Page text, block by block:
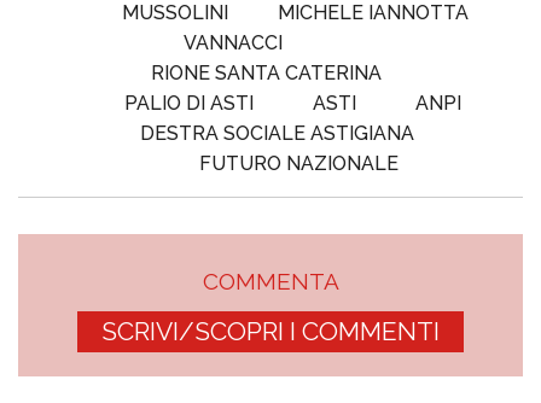
MUSSOLINI
MICHELE IANNOTTA
VANNACCI
RIONE SANTA CATERINA
PALIO DI ASTI
ASTI
ANPI
DESTRA SOCIALE ASTIGIANA
FUTURO NAZIONALE
COMMENTA
SCRIVI/SCOPRI I COMMENTI